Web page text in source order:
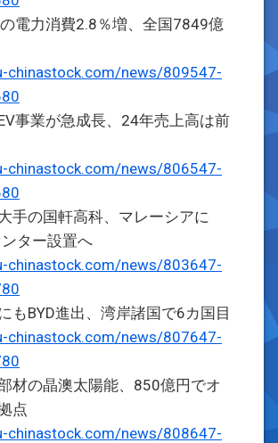
電力消費2.8％増、全国7849億
chinastock.com/news/809547-
事業が急成長、24年売上高は前
chinastock.com/news/806547-
手の国軒高科、マレーシアに
ンター設置へ
chinastock.com/news/803647-
もBYD進出、湾岸諸国で6カ国目
chinastock.com/news/807647-
材の晶澳太陽能、850億円でオ
点
chinastock.com/news/808647-